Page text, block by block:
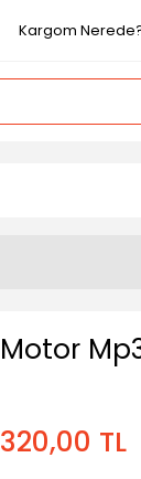
Kargom
Motor
320,00 TL